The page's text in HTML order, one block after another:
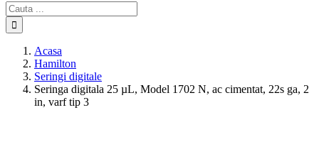
Cautare...
Acasa
Hamilton
Seringi digitale
Seringa digitala 25 µL, Model 1702 N, ac cimentat, 22s ga, 2
in, varf tip 3